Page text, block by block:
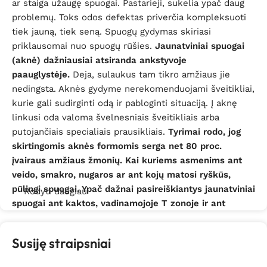
ar staiga užaugę spuogai. Pastarieji, sukelia ypač daug
problemų. Toks odos defektas priverčia kompleksuoti
tiek jauną, tiek seną. Spuogų gydymas skiriasi
priklausomai nuo spuogų rūšies. Jaunatviniai spuogai
(aknė) dažniausiai atsiranda ankstyvoje
paauglystėje. Deja, sulaukus tam tikro amžiaus jie
nedingsta. Aknės gydyme nerekomenduojami šveitikliai,
kurie gali sudirginti odą ir pabloginti situaciją. Į aknę
linkusi oda valoma švelnesniais šveitikliais arba
putojančiais specialiais prausikliais. Tyrimai rodo, jog
skirtingomis aknės formomis serga net 80 proc.
įvairaus amžiaus žmonių. Kai kuriems asmenims ant
veido, smakro, nugaros ar ant kojų matosi ryškūs,
pūlingi spuogai. Ypač dažnai pasireiškiantys jaunatviniai
spuogai ant kaktos, vadinamojoje T zonoje ir ant
kokia kaina siekia maskuoti atsiradusį odos uždegimą,
Rodyti daugiau
Susiję straipsniai